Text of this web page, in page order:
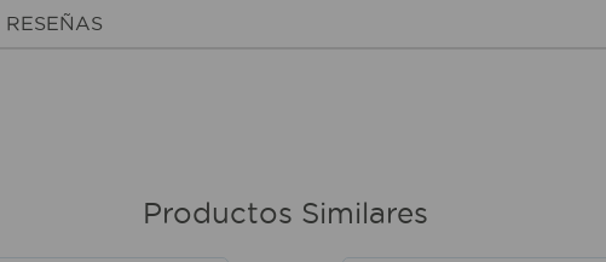
RESEÑAS
Productos Similares